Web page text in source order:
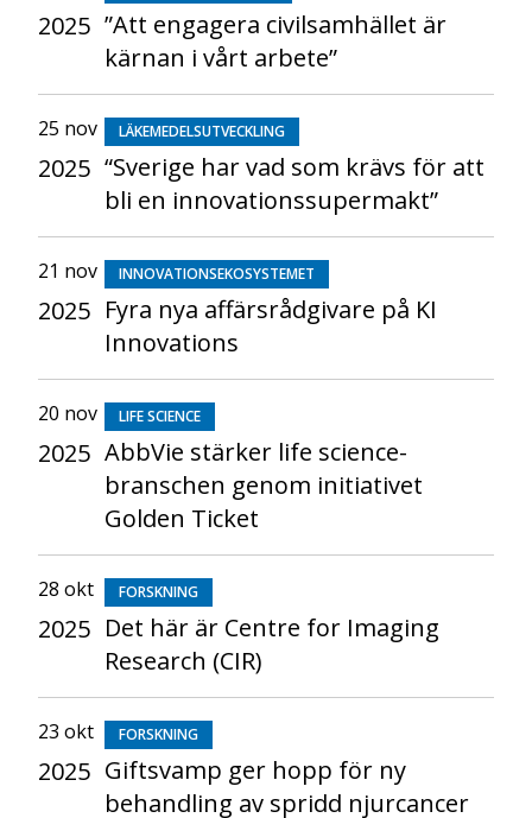
2025 ”Att engagera civilsamhället är
kärnan i vårt arbete”
25 nov
2025
LÄKEMEDELSUTVECKLING
“Sverige har vad som krävs för att
bli en innovationssupermakt”
21 nov
2025
INNOVATIONSEKOSYSTEMET
Fyra nya affärsrådgivare på KI
Innovations
20 nov
2025
LIFE SCIENCE
AbbVie stärker life science-
branschen genom initiativet
Golden Ticket
28 okt
2025
FORSKNING
Det här är Centre for Imaging
Research (CIR)
23 okt
2025
FORSKNING
Giftsvamp ger hopp för ny
behandling av spridd njurcancer